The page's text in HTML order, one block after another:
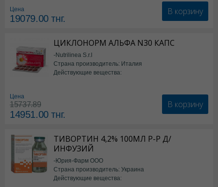
Цена
19079.00тнг.
В корзину
ЦИКЛОНОРМ АЛЬФА N30 КАПС
-Nutrilinea S.r.l
Страна производитель: Италия
Действующие вещества:
Цена
15737.89
14951.00тнг.
В корзину
ТИВОРТИН 4,2% 100МЛ Р-Р Д/
ИНФУЗИЙ
-Юрия-Фарм ООО
Страна производитель: Украина
Действующие вещества: